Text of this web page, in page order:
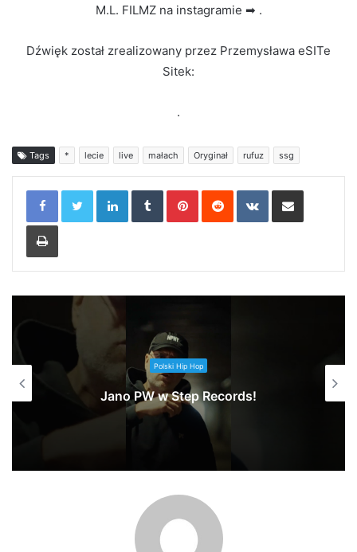
M.L. FILMZ na instagramie ➡ .
Dźwięk został zrealizowany przez Przemysława eSITe
Sitek:
.
Tags * lecie live małach Oryginał rufuz ssg
LinkedInTumblrPinterestReddit VKontakteShare via Email
Print
Polski Hip Hop
Jano PW w Step Records!